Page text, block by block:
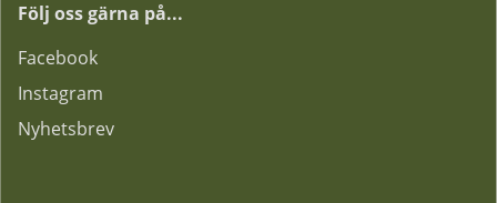
Följ oss gärna på...
Facebook
Instagram
Nyhetsbrev